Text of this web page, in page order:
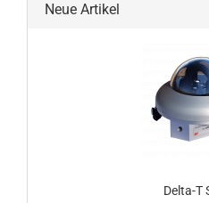
Neue Artikel
Delta-T